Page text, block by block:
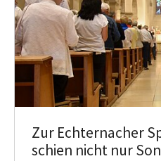
Zur Echternacher
schien nicht nur